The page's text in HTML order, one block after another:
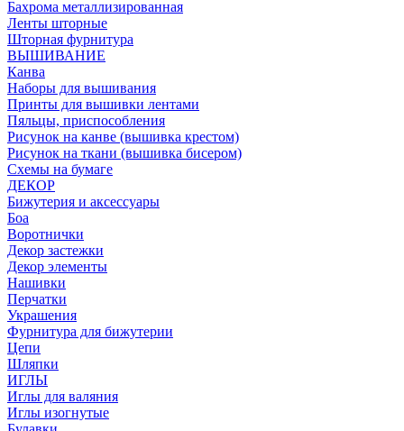
Бахрома металлизированная
Ленты шторные
Шторная фурнитура
ВЫШИВАНИЕ
Канва
Наборы для вышивания
Принты для вышивки лентами
Пяльцы, приспособления
Рисунок на канве (вышивка крестом)
Рисунок на ткани (вышивка бисером)
Схемы на бумаге
ДЕКОР
Бижутерия и аксессуары
Боа
Воротнички
Декор застежки
Декор элементы
Нашивки
Перчатки
Украшения
Фурнитура для бижутерии
Цепи
Шляпки
ИГЛЫ
Иглы для валяния
Иглы изогнутые